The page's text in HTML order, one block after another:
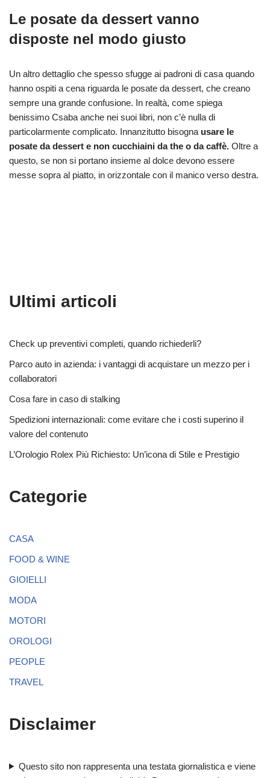
Le posate da dessert vanno
disposte nel modo giusto
Un altro dettaglio che spesso sfugge ai padroni di casa quando
hanno ospiti a cena riguarda le posate da dessert, che creano
sempre una grande confusione. In realtà, come spiega
benissimo Csaba anche nei suoi libri, non c’è nulla di
particolarmente complicato. Innanzitutto bisogna usare le
posate da dessert e non cucchiaini da the o da caffè. Oltre a
questo, se non si portano insieme al dolce devono essere
messe sopra al piatto, in orizzontale con il manico verso destra.
Ultimi articoli
Check up preventivi completi, quando richiederli?
Parco auto in azienda: i vantaggi di acquistare un mezzo per i
collaboratori
Cosa fare in caso di stalking
Spedizioni internazionali: come evitare che i costi superino il
valore del contenuto
L’Orologio Rolex Più Richiesto: Un’icona di Stile e Prestigio
Categorie
CASA
FOOD & WINE
GIOIELLI
MODA
MOTORI
OROLOGI
PEOPLE
TRAVEL
Disclaimer
Questo sito non rappresenta una testata giornalistica e viene